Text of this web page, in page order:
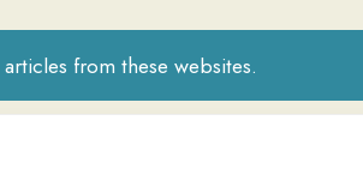
these websites.